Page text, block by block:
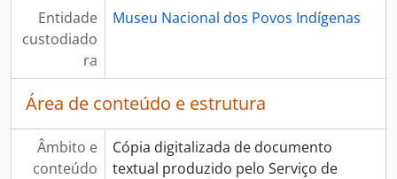
Entidade
custodiado
ra
Museu Nacional dos Povos Indígenas
Área de conteúdo e estrutura
Âmbito e
conteúdo
Cópia digitalizada de documento
textual produzido pelo Serviço de